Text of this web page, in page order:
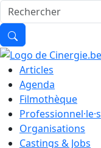
Articles
Agenda
Filmothèque
Professionnel·le·s
Organisations
Castings & Jobs